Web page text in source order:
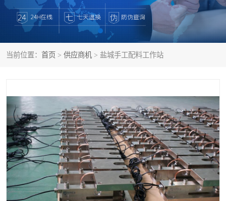
当前位置： 首页 > 供应商机 > 盐城手工配料工作站
手工配料系统 屠宰管理软件
自动化配料系统 称重贴标机
屠宰轨道秤 检重秤
系统